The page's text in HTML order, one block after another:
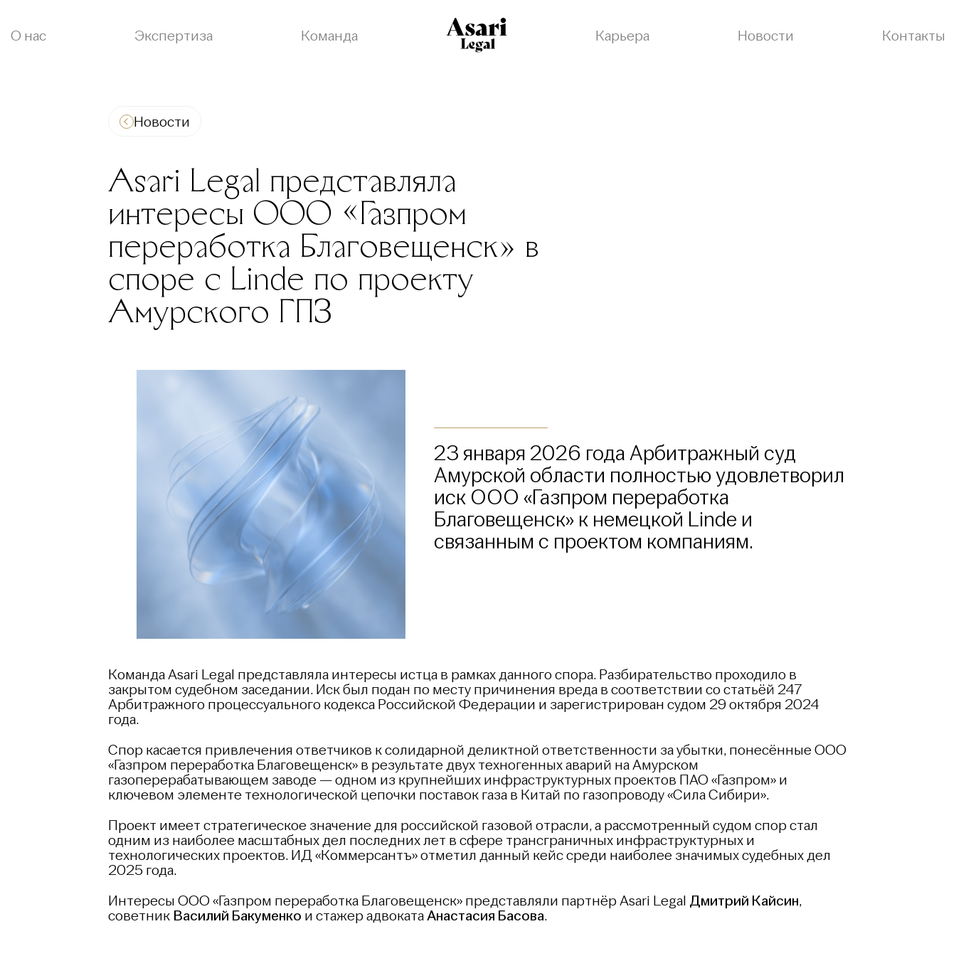
О нас Экспертиза Команда Карьера Новости Контакты
Новости
Asari Legal представляла
интересы ООО «Газпром
переработка Благовещенск» в
споре с Linde по проекту
Амурского ГПЗ
23 января 2026 года Арбитражный суд
Амурской области полностью удовлетворил
иск ООО «Газпром переработка
Благовещенск» к немецкой Linde и
связанным с проектом компаниям.
Команда Asari Legal представляла интересы истца в рамках данного спора. Разбирательство проходило в
закрытом судебном заседании. Иск был подан по месту причинения вреда в соответствии со статьёй 247
Арбитражного процессуального кодекса Российской Федерации и зарегистрирован судом 29 октября 2024
года.
Спор касается привлечения ответчиков к солидарной деликтной ответственности за убытки, понесённые ООО
«Газпром переработка Благовещенск» в результате двух техногенных аварий на Амурском
газоперерабатывающем заводе — одном из крупнейших инфраструктурных проектов ПАО «Газпром» и
ключевом элементе технологической цепочки поставок газа в Китай по газопроводу «Сила Сибири».
Проект имеет стратегическое значение для российской газовой отрасли, а рассмотренный судом спор стал
одним из наиболее масштабных дел последних лет в сфере трансграничных инфраструктурных и
технологических проектов. ИД «Коммерсантъ» отметил данный кейс среди наиболее значимых судебных дел
2025 года.
Интересы ООО «Газпром переработка Благовещенск» представляли партнёр Asari Legal Дмитрий Кайсин,
советник Василий Бакуменко и стажер адвокатаАнастасия Басова.